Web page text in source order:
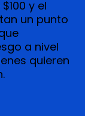
y el
un punto
a nivel
quieren